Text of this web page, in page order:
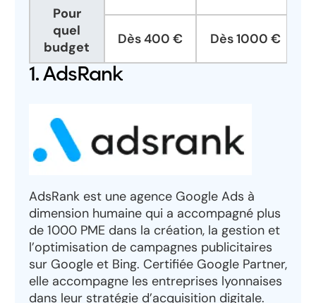
Pour
quel
budget
Dès 400 € Dès 1000 €
1. AdsRank
AdsRank est une agence Google Ads à
dimension humaine qui a accompagné plus
de 1000 PME dans la création, la gestion et
l’optimisation de campagnes publicitaires
sur Google et Bing. Certifiée Google Partner,
elle accompagne les entreprises lyonnaises
dans leur stratégie d’acquisition digitale.